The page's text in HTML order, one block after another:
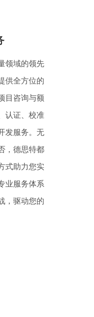
领域的领先
供全方位的
目咨询与额
认证、校准
发服务。无
，德思特都
式助力您实
业服务体系
，驱动您的